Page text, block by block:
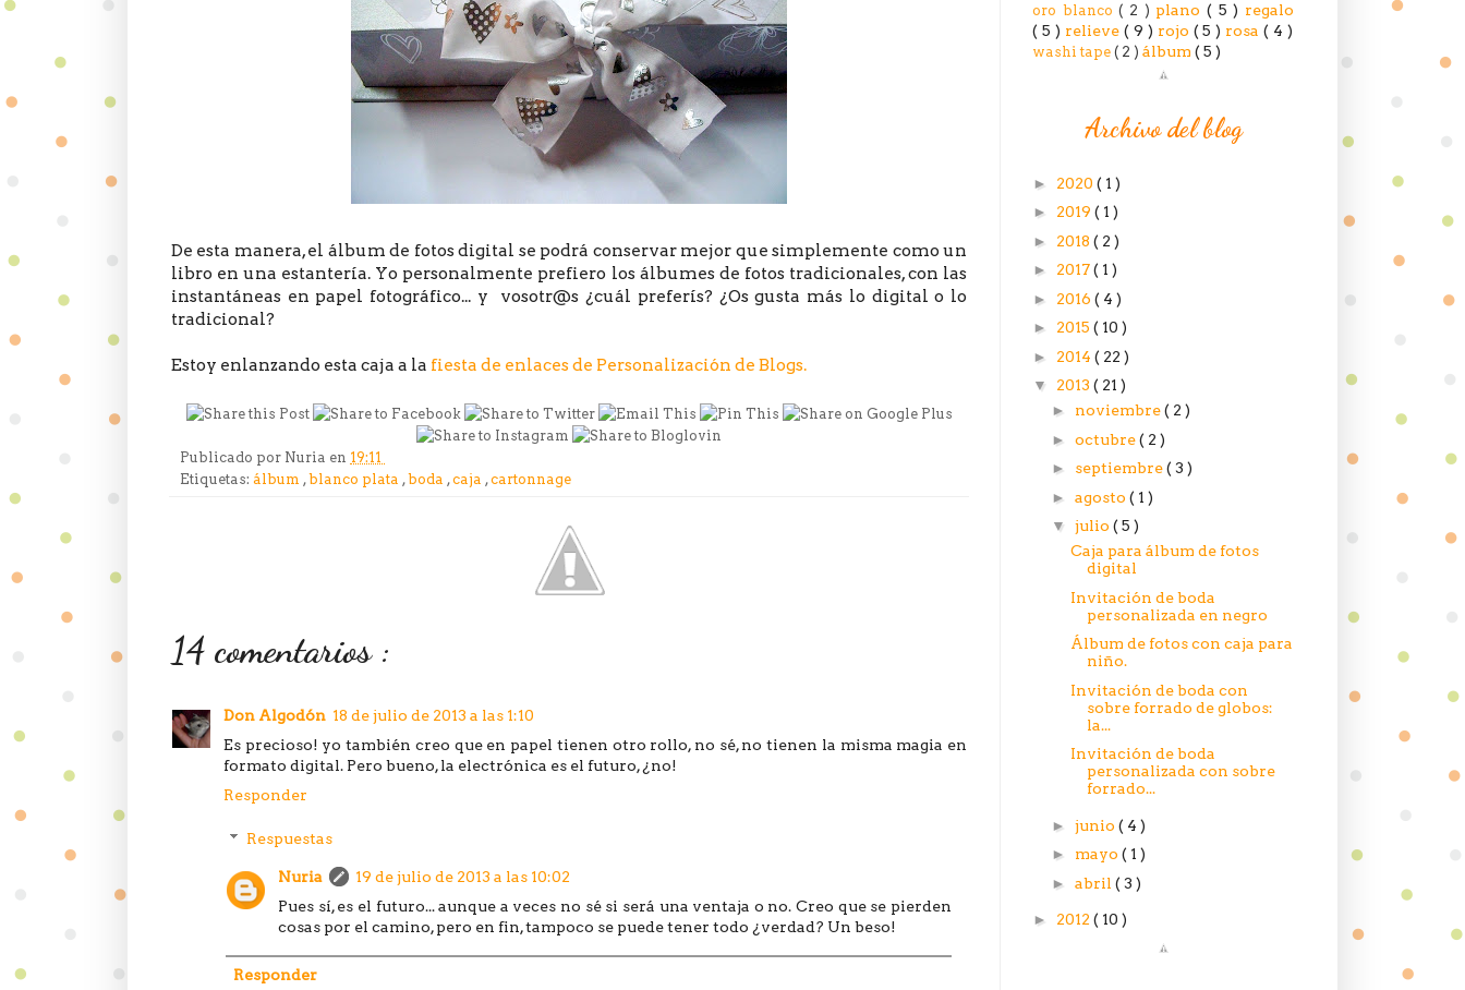
De esta manera, el álbum de fotos digital se podrá conservar mejor que simplemente como un
libro en una estantería. Yo personalmente prefiero los álbumes de fotos tradicionales, con las
instantáneas en papel fotográfico... y vosotr@s ¿cuál preferís? ¿Os gusta más lo digital o lo
tradicional?
Estoy enlanzando esta caja a la fiesta de enlaces de Personalización de Blogs.
Publicado por Nuria en 19:11
Etiquetas: álbum ,blanco plata ,boda ,caja ,cartonnage
14 comentarios :
Don Algodón 18 de julio de 2013 a las 1:10
Es precioso! yo también creo que en papel tienen otro rollo, no sé, no tienen la misma magia en
formato digital. Pero bueno, la electrónica es el futuro, ¿no!
Responder
Respuestas
Nuria
19 de julio de 2013 a las 10:02
Pues sí, es el futuro... aunque a veces no sé si será una ventaja o no. Creo que se pierden
cosas por el camino, pero en fin, tampoco se puede tener todo ¿verdad? Un beso!
Responder
oro blanco( 2 ) plano( 5 ) regalo
( 5 ) relieve ( 9 ) rojo ( 5 ) rosa( 4 )
washi tape ( 2 ) álbum ( 5 )
Archivo del blog
► 2020 ( 1 )
► 2019 ( 1 )
► 2018 ( 2 )
► 2017( 1 )
► 2016 ( 4 )
► 2015 ( 10 )
► 2014 ( 22 )
▼ 2013 ( 21 )
► noviembre( 2 )
► octubre( 2 )
► septiembre( 3 )
► agosto ( 1 )
▼ julio ( 5 )
Caja para álbum de fotos
digital
Invitación de boda
personalizada en negro
Álbum de fotos con caja para
niño.
Invitación de boda con
sobre forrado de globos:
la...
Invitación de boda
personalizada con sobre
forrado...
► junio ( 4 )
► mayo ( 1 )
► abril ( 3 )
► 2012 ( 10 )